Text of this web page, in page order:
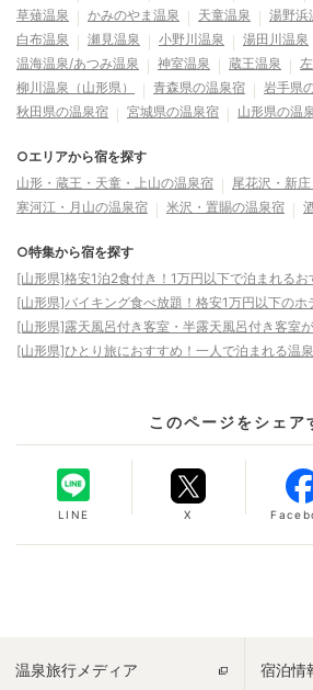
草薙温泉
かみのやま温泉 天童温泉 湯野浜
白布温泉
瀬見温泉 小野川温泉 湯田川温泉
温海温泉/あつみ温泉
神室温泉 蔵王温泉
柳川温泉（山形県）
青森県の温泉宿
岩手県
秋田県の温泉宿
宮城県の温泉宿 山形県の温
○エリアから宿を探す
山形・蔵王・天童・上山の温泉宿
尾花沢・新
寒河江・月山の温泉宿
米沢・置賜の温泉宿
○特集から宿を探す
[山形県]格安1泊2食付き！1万円以下で泊まれる
[山形県]バイキング食べ放題！格安1万円以下のホ
[山形県]露天風呂付き客室・半露天風呂付き客室
[山形県]ひとり旅におすすめ！一人で泊まれる温
このページをシェア
LINE X
温泉旅行メディア 宿泊情